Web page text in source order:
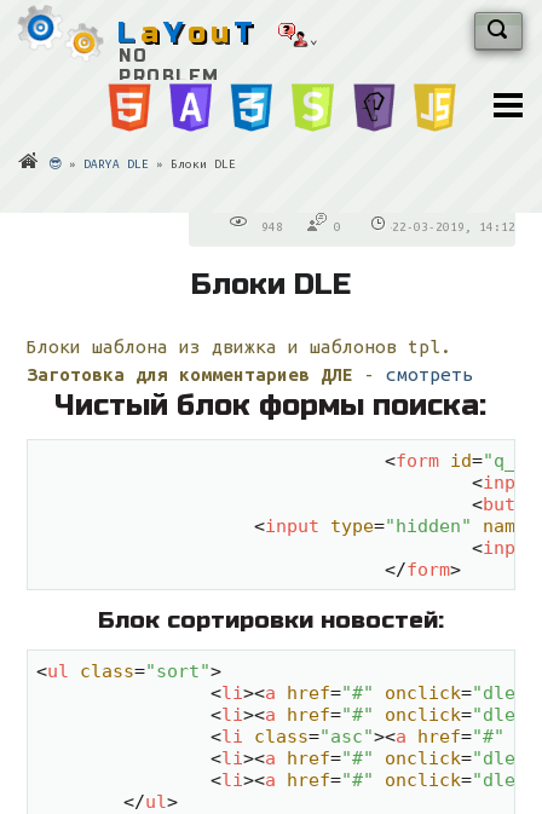
LaYouT
NO
PROBLEM
😎 » DARYA DLE » Блоки DLE
948 0 22-03-2019, 14:12
Блоки DLE
Блоки шаблона из движка и шаблонов tpl.
Заготовка для комментариев ДЛЕ - смотреть
Чистый блок формы поиска:
<form id=
<input
<
<input type="hidden" name
<input
</form>
Блок сортировки новостей:
<ul class="sort">
<li><a href="#" onclick=
<li><a href="#" onclick=
<li class="asc"><a href="#"
<li><a href="#" onclick=
<li><a href="#" onclick=
</ul>